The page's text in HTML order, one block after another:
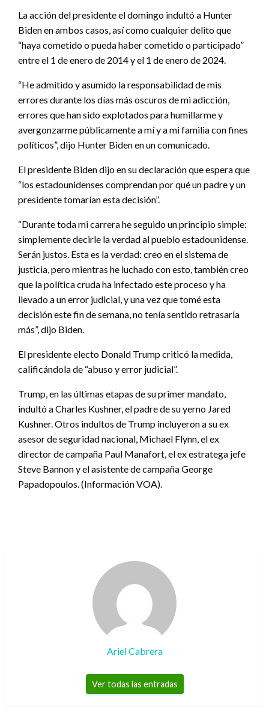
La acción del presidente el domingo indultó a Hunter
Biden en ambos casos, así como cualquier delito que
“haya cometido o pueda haber cometido o participado”
entre el 1 de enero de 2014 y el 1 de enero de 2024.
“He admitido y asumido la responsabilidad de mis
errores durante los días más oscuros de mi adicción,
errores que han sido explotados para humillarme y
avergonzarme públicamente a mí y a mi familia con fines
políticos”, dijo Hunter Biden en un comunicado.
El presidente Biden dijo en su declaración que espera que
“los estadounidenses comprendan por qué un padre y un
presidente tomarían esta decisión”.
“Durante toda mi carrera he seguido un principio simple:
simplemente decirle la verdad al pueblo estadounidense.
Serán justos. Esta es la verdad: creo en el sistema de
justicia, pero mientras he luchado con esto, también creo
que la política cruda ha infectado este proceso y ha
llevado a un error judicial, y una vez que tomé esta
decisión este fin de semana, no tenía sentido retrasarla
más”, dijo Biden.
El presidente electo Donald Trump criticó la medida,
calificándola de “abuso y error judicial”.
Trump, en las últimas etapas de su primer mandato,
indultó a Charles Kushner, el padre de su yerno Jared
Kushner. Otros indultos de Trump incluyeron a su ex
asesor de seguridad nacional, Michael Flynn, el ex
director de campaña Paul Manafort, el ex estratega jefe
Steve Bannon y el asistente de campaña George
Papadopoulos. (Información VOA).
Ariel Cabrera
Ver todas las entradas